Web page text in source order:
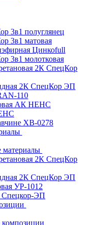
3в1 полуглянец
3в1 матовая
Цинкоfull
3в1 молотковая
2К СпецКор
2К СпецКор ЭП
110
АК НЕНС
ХВ-0278
материалы
2К СпецКор
2К СпецКор ЭП
УР-1012
Спецкор-ЭП